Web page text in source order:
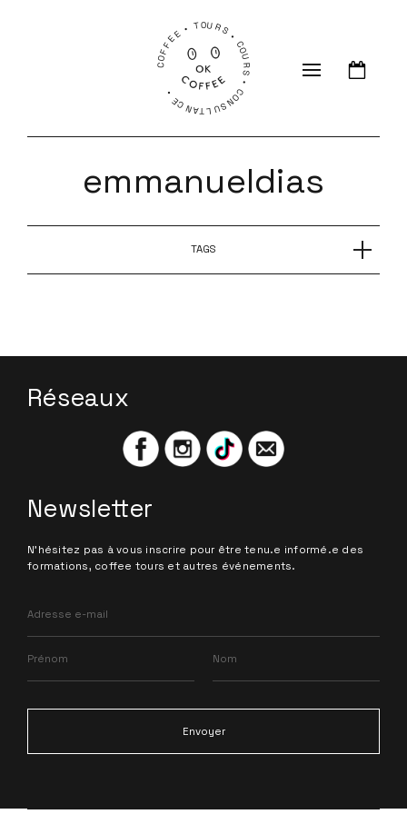
COFFEE • TOURS • COURS • CONSULTANCE •
emmanueldias
TAGS
Réseaux
Newsletter
N'hésitez pas à vous inscrire pour être tenu.e informé.e des
formations, coffee tours et autres événements.